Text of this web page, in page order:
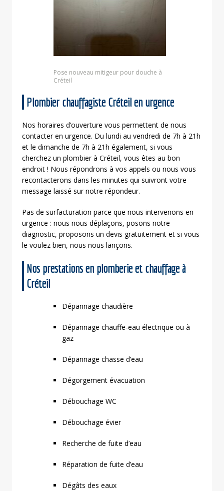
Pose nouveau mitigeur pour douche à
Créteil
Plombier chauffagiste Créteil en urgence
Nos horaires d’ouverture vous permettent de nous
contacter en urgence. Du lundi au vendredi de 7h à 21h
et le dimanche de 7h à 21h également, si vous
cherchez un plombier à Créteil, vous êtes au bon
endroit ! Nous répondrons à vos appels ou nous vous
recontacterons dans les minutes qui suivront votre
message laissé sur notre répondeur.
Pas de surfacturation parce que nous intervenons en
urgence : nous nous déplaçons, posons notre
diagnostic, proposons un devis gratuitement et si vous
le voulez bien, nous nous lançons.
Nos prestations en plomberie et chauffage à
Créteil
Dépannage chaudière
Dépannage chauffe-eau électrique ou à
gaz
Dépannage chasse d’eau
Dégorgement évacuation
Débouchage WC
Débouchage évier
Recherche de fuite d’eau
Réparation de fuite d’eau
Dégâts des eaux